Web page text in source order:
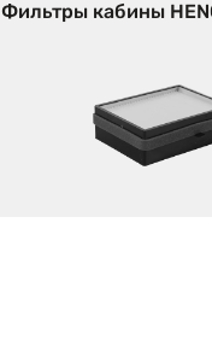
Фильтры кабины